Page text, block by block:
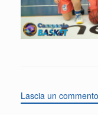
Lascia un commento